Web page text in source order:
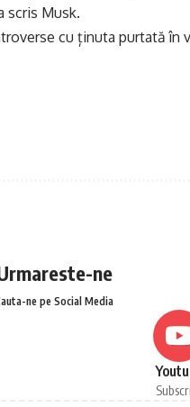
scris Musk.
cu ținuta purtată în
ne
ne pe Social Media